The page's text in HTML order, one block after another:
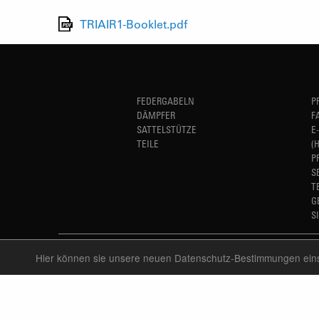
Hier können sie unsere neuen Datenschutz-Bestimmungen
TRIAIR1-Booklet.pdf
FEDERGABELN
DÄMPFER
SATTELSTÜTZE
TEILE